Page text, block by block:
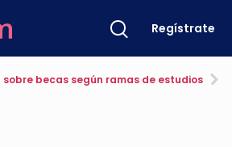
Regístrate
becas según ramas de estudios